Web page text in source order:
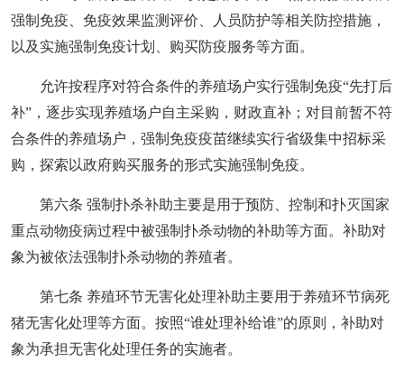
强制免疫、免疫效果监测评价、人员防护等相关防控措施，
以及实施强制免疫计划、购买防疫服务等方面。
允许按程序对符合条件的养殖场户实行强制免疫“先打后
补”，逐步实现养殖场户自主采购，财政直补；对目前暂不符
合条件的养殖场户，强制免疫疫苗继续实行省级集中招标采
购，探索以政府购买服务的形式实施强制免疫。
第六条 强制扑杀补助主要是用于预防、控制和扑灭国家
重点动物疫病过程中被强制扑杀动物的补助等方面。补助对
象为被依法强制扑杀动物的养殖者。
第七条 养殖环节无害化处理补助主要用于养殖环节病死
猪无害化处理等方面。按照“谁处理补给谁”的原则，补助对
象为承担无害化处理任务的实施者。